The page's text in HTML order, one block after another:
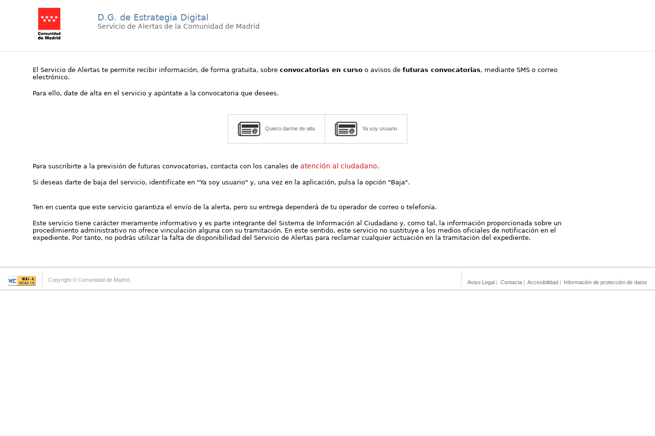
D.G. de Estrategia Digital
Servicio de Alertas de la Comunidad de Madrid
El Servicio de Alertas te permite recibir información, de forma gratuita, sobreconvocatorias en curso o avisos defuturas convocatorias, mediante SMS o correo
electrónico.
Para ello, date de alta en el servicio y apúntate a la convocatoria que desees.
Quiero darme de alta Ya soy usuario
Para suscribirte a la previsión de futuras convocatorias, contacta con los canales deatención al ciudadano.
Si deseas darte de baja del servicio, identifícate en "Ya soy usuario" y, una vez en la aplicación, pulsa la opción "Baja".
Ten en cuenta que este servicio garantiza el envío de la alerta, pero su entrega dependerá de tu operador de correo o telefonía.
Este servicio tiene carácter meramente informativo y es parte integrante del Sistema de Información al Ciudadano y, como tal, la información proporcionada sobre un
procedimiento administrativo no ofrece vinculación alguna con su tramitación. En este sentido, este servicio no sustituye a los medios oficiales de notificación en el
expediente. Por tanto, no podrás utilizar la falta de disponibilidad del Servicio de Alertas para reclamar cualquier actuación en la tramitación del expediente.
Copyright © Comunidad de Madrid. Aviso Legal | Contacta | Accesibilidad | Información de protección de datos